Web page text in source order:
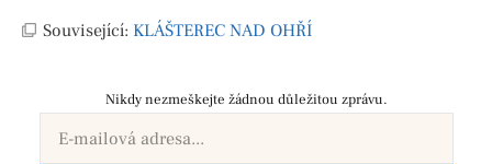
Související: KLÁŠTEREC NAD OHŘÍ
Nikdy nezmeškejte žádnou důležitou zprávu.